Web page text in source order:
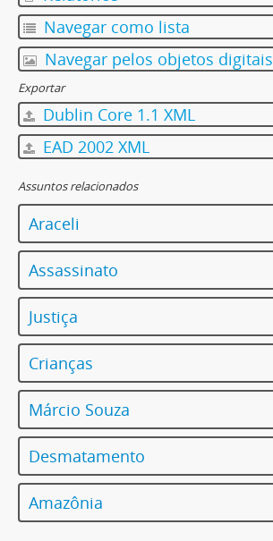
Navegar como lista
Navegar pelos objetos digitais
Exportar
Dublin Core 1.1 XML
EAD 2002 XML
Assuntos relacionados
Araceli
Assassinato
Justiça
Crianças
Márcio Souza
Desmatamento
Amazônia